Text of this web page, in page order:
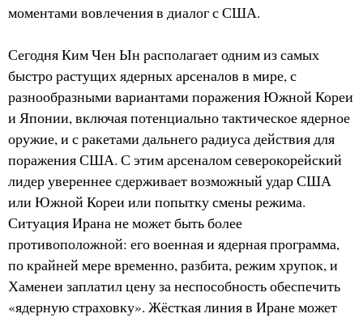
моментами вовлечения в диалог с США.
Сегодня Ким Чен Ын располагает одним из самых
быстро растущих ядерных арсеналов в мире, с
разнообразными вариантами поражения Южной Кореи
и Японии, включая потенциально тактическое ядерное
оружие, и с ракетами дальнего радиуса действия для
поражения США. С этим арсеналом северокорейский
лидер увереннее сдерживает возможный удар США
или Южной Кореи или попытку смены режима.
Ситуация Ирана не может быть более
противоположной: его военная и ядерная программа,
по крайней мере временно, разбита, режим хрупок, и
Хаменеи заплатил цену за неспособность обеспечить
«ядерную страховку». Жёсткая линия в Иране может